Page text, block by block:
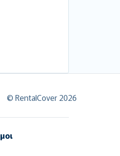
© RentalCover 2026